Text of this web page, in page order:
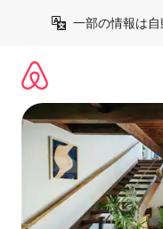
一部の情報は自